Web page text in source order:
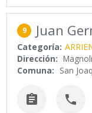
9 Juan
Categoría:
Dirección:
Comuna: San
 